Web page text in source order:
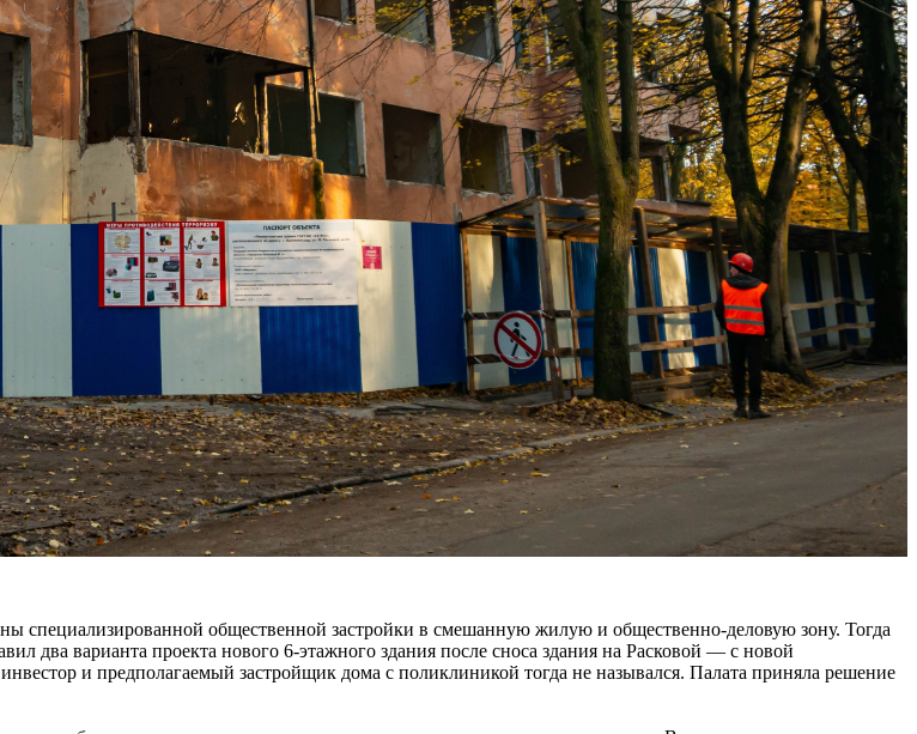
специализированной общественной застройки в смешанную жилую и общественно-деловую зону. Тогда
два варианта проекта нового 6-этажного здания после сноса здания на Расковой — с новой
и предполагаемый застройщик дома с поликлиникой тогда не назывался. Палата приняла решение